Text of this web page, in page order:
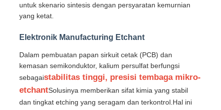
Hubungi kami
Berita
Semua Kasus
Persulfat
untuk skenario sintesis dengan persyaratan kemurnian
yang ketat.
Elektronik Manufacturing Etchant
Dalam pembuatan papan sirkuit cetak (PCB) dan
kemasan semikonduktor, kalium persulfat berfungsi
sebagaistabilitas tinggi, presisi tembaga mikro-
etchantSolusinya memberikan sifat kimia yang stabil
dan tingkat etching yang seragam dan terkontrol.Hal ini